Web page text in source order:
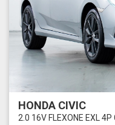
HONDA CIVIC
2.0 16V FLEXONE EXL 4P